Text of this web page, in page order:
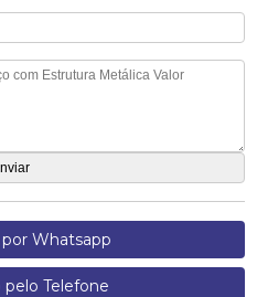
Whatsapp
Telefone